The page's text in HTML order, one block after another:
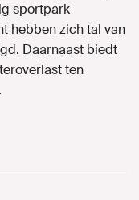
sportpark
hebben zich tal van
Daarnaast biedt
ten